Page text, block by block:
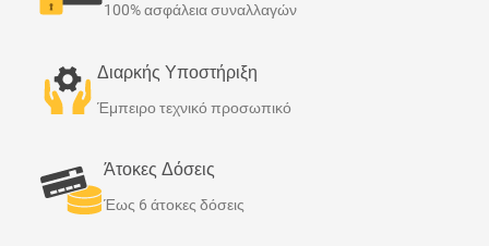
αυτόματης φόρτισης και
θερμοστάτη μεγιστοποιεί τα
επίπεδα άνεσης. Ο
συστήματα θέρμανσης του
σήμερα αλλά είναι έτοιμος για
100% αποδοτικό, με εγγύηση
για μακροχρόνια λειτουργία
100% ασφάλεια συναλλαγών
Διαρκής Υποστήριξη
Έμπειρο τεχνικό προσωπικό
Άτοκες Δόσεις
Έως 6 άτοκες δόσεις